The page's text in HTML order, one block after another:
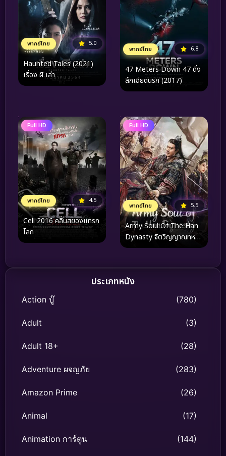
พากย์ไทย 5.0
Haunted Tales (2021)
เรื่อง ผี เล่า
พากย์ไทย 6.8
47 Meters Down 47 ดิ่ง
ลึกเฉียดนรก (2017)
Full HD
พากย์ไทย 4.5
Cell 2016 คลื่นสยองแทรก
โลก
Full HD
พากย์ไทย 5.5
Army Soul Of The Han
Dynasty จิตวิญญาณทหาร
แห่งราชวงศ์ฮัน (2022)
ประเภทหนัง
Action บู๊ (780)
Adult (3)
Adult 18+ (28)
Adventure ผจญภัย (283)
Amazon Prime (26)
Animal (17)
Animation การ์ตูน (144)